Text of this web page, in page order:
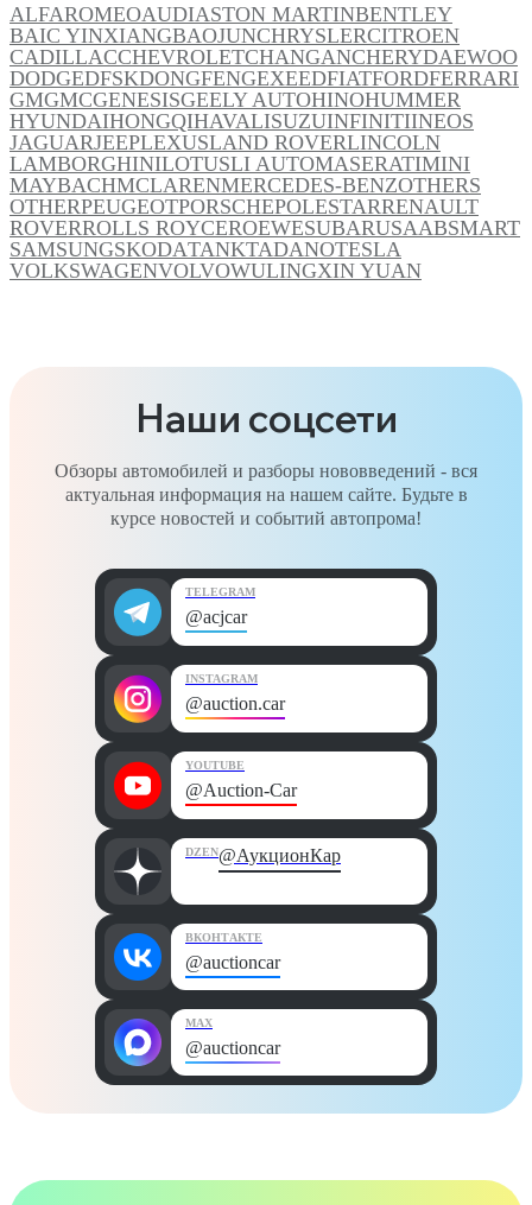
ALFAROMEOAUDIASTON MARTINBENTLEY
BAIC YINXIANGBAOJUNCHRYSLERCITROEN
CADILLACCHEVROLETCHANGANCHERYDAEWOO
DODGEDFSKDONGFENGEXEEDFIATFORDFERRARI
GMGMCGENESISGEELY AUTOHINOHUMMER
HYUNDAIHONGQIHAVALISUZUINFINITIINEOS
JAGUARJEEPLEXUSLAND ROVERLINCOLN
LAMBORGHINILOTUSLI AUTOMASERATIMINI
MAYBACHMCLARENMERCEDES-BENZOTHERS
OTHERPEUGEOTPORSCHEPOLESTARRENAULT
ROVERROLLS ROYCEROEWESUBARUSAABSMART
SAMSUNGSKODATANKTADANOTESLA
VOLKSWAGENVOLVOWULINGXIN YUAN
Наши соцсети
Обзоры автомобилей и разборы нововведений - вся
актуальная информация на нашем сайте. Будьте в
курсе новостей и событий автопрома!
TELEGRAM
@acjcar
INSTAGRAM
@auction.car
YOUTUBE
@Auction-Car
DZEN@АукционКар
ВКОНТАКТЕ
@auctioncar
MAX
@auctioncar